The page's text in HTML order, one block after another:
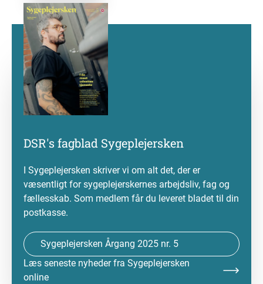
DSR's fagblad Sygeplejersken
I Sygeplejersken skriver vi om alt det, der er
væsentligt for sygeplejerskernes arbejdsliv, fag og
fællesskab. Som medlem får du leveret bladet til din
postkasse.
Sygeplejersken Årgang 2025 nr. 5
Læs seneste nyheder fra Sygeplejersken
online